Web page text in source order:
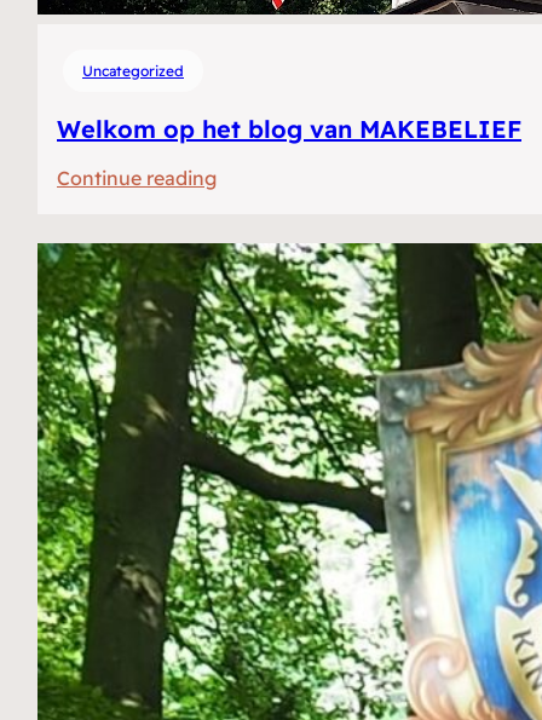
Uncategorized
Welkom op het blog van MAKEBELIEF
Continue reading:
op
het
blog
van
MAKEBELIEF